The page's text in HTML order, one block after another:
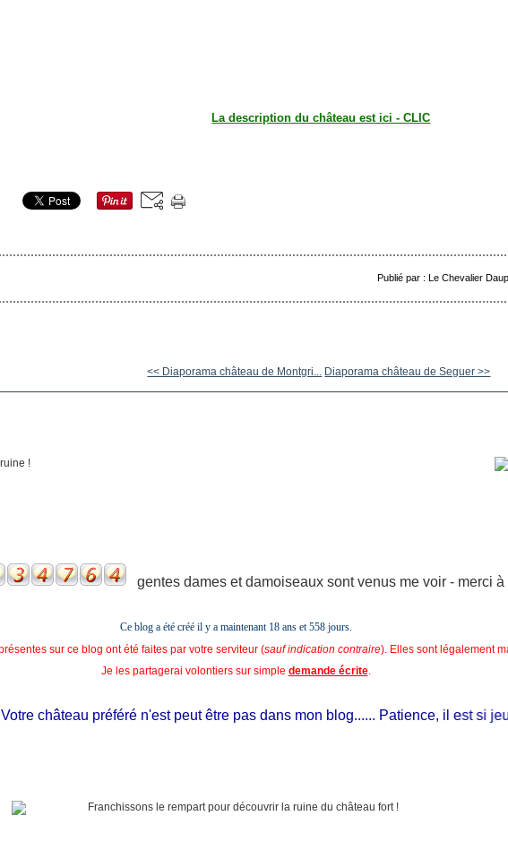
La description du château est ici - CLIC
Publié par : Le Chevalier
<< Diaporama château de Montgri... Diaporama château de Seguer >>
gentes dames et damoiseaux sont venus me voir - merci à
Ce blog a été créé il y a maintenant 18 ans et558 jours.
sur ce blog ont été faites par votre serviteur (sauf indication contraire). Elles sont légalement
Je les partagerai volontiers sur simple demande écrite.
château préféré n'est peut être pas dans mon blog...... Patience, il est si